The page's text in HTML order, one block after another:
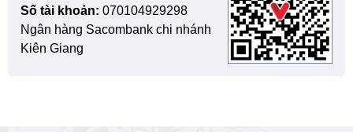
Số tài khoản: 070104929298
Ngân hàng Sacombank chi nhánh
Kiên Giang